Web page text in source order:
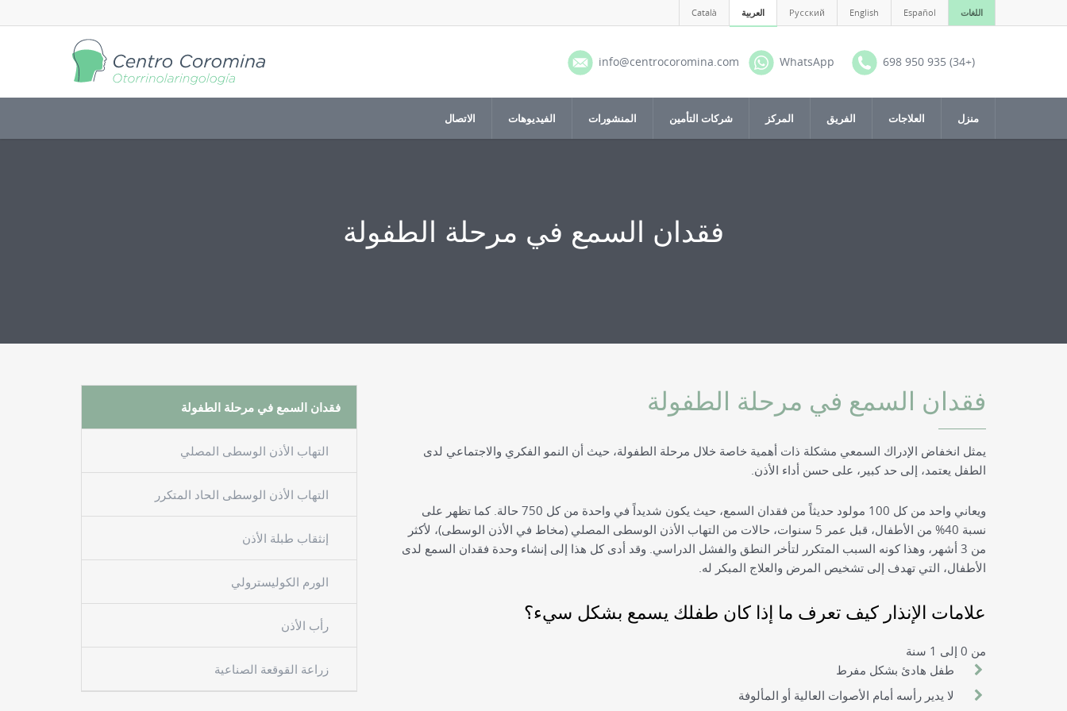
اللغات Español
English
Русский العربية Català
(+34) 935 950 698
WhatsApp
info@centrocoromina.com
منزل العلاجات الفريق المركز شركات التأمين المنشورات الفيديوهات الاتصال
فقدان السمع في مرحلة الطفولة
فقدان السمع في مرحلة الطفولة
التهاب الأذن الوسطى المصلي
التهاب الأذن الوسطى الحاد المتكرر
إنثقاب طبلة الأذن
الورم الكوليسترولي
رأب الأذن
زراعة القوقعة الصناعية
فقدان السمع في مرحلة الطفولة
يمثل انخفاض الإدراك السمعي مشكلة ذات أهمية خاصة خلال مرحلة الطفولة، حيث أن النمو الفكري والاجتماعي لدى
الطفل يعتمد، إلى حد كبير، على حسن أداء الأذن.
ويعاني واحد من كل 100 مولود حديثاً من فقدان السمع، حيث يكون شديداً في واحدة من كل 750 حالة. كما تظهر على
نسبة 40% من الأطفال، قبل عمر 5 سنوات، حالات من التهاب الأذن الوسطى المصلي (مخاط في الأذن الوسطى)، لأكثر
من 3 أشهر، وهذا كونه السبب المتكرر لتأخر النطق والفشل الدراسي. وقد أدى كل هذا إلى إنشاء وحدة فقدان السمع لدى
الأطفال، التي تهدف إلى تشخيص المرض والعلاج المبكر له.
علامات الإنذار كيف تعرف ما إذا كان طفلك يسمع بشكل سيء؟
من 0 إلى 1 سنة
طفل هادئ بشكل مفرط
لا يدير رأسه أمام الأصوات العالية أو المألوفة